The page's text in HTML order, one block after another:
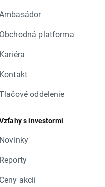
Ambasádor
Obchodná platforma
Kariéra
Kontakt
Tlačové oddelenie
Vzťahy s investormi
Novinky
Reporty
Ceny akcií